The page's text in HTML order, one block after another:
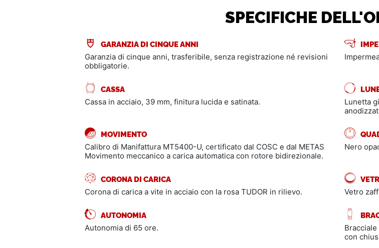
SPECIFICHE
GARANZIA DI CINQUE ANNI
Garanzia di cinque anni, trasferibile, senza registrazione né revisioni
obbligatorie.
CASSA
Cassa in acciaio, 39 mm, finitura lucida e satinata.
Lunetta
MOVIMENTO
Calibro di Manifattura MT5400-U, certificato dal COSC e dal METAS
Movimento meccanico a carica automatica con rotore bidirezionale.
Nero
CORONA DI CARICA
Corona di carica a vite in acciaio con la rosa TUDOR in rilievo. Vetro
AUTONOMIA
Autonomia di 65 ore.
con